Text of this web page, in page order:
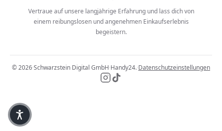
Vertraue auf unsere langjährige Erfahrung und lass dich von
einem reibungslosen und angenehmen Einkaufserlebnis
begeistern.
© 2026·Schwarzstein Digital GmbH·Handy24.·Datenschutzeinstellungen